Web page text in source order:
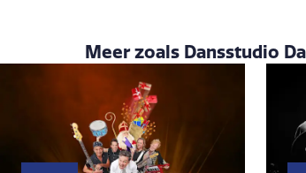
Meer zoals Dansstudio